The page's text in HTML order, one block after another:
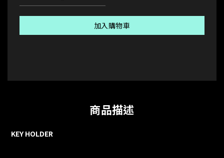
加入購物車
商品描述
KEY HOLDER